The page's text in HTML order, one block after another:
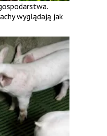
wyglądają jak